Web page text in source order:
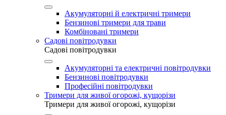
Акумуляторні й електричні тримери
Бензинові тримери для трави
Комбіновані тримери
Садові повітродувки
Садові повітродувки
Акумуляторні та електричні повітродувки
Бензинові повітродувки
Професійні повітродувки
Тримери для живої огорожі, кущорізи
Тримери для живої огорожі, кущорізи